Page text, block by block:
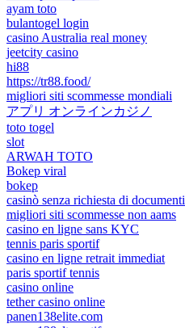
ayam toto
bulantogel login
casino Australia real money
jeetcity casino
hi88
https://tr88.food/
migliori siti scommesse mondiali
アプリ オンラインカジノ
toto togel
slot
ARWAH TOTO
Bokep viral
bokep
casinò senza richiesta di documenti
migliori siti scommesse non aams
casino en ligne sans KYC
tennis paris sportif
casino en ligne retrait immediat
paris sportif tennis
casino online
tether casino online
panen138elite.com